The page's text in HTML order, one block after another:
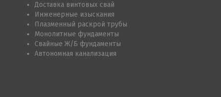
Доставка винтовых свай
Инженерные изыскания
Плазменный раскрой трубы
Монолитные фундаменты
Свайные Ж/Б фундаменты
Автономная канализация